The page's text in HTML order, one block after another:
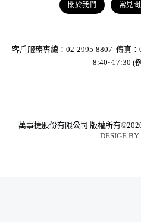
關於我們 常見
客戶服務專線：02-2995-8807 傳真
8:40~17:30 (
萬事捷股份有限公司 版權所有
DESIGE BY